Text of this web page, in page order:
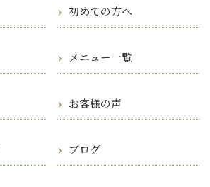
初めての方へ
メニュー一覧
お客様の声
ブログ